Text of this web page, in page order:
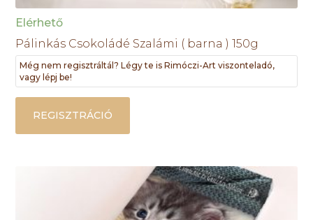
Elérhető
Pálinkás Csokoládé Szalámi ( barna ) 150g
Még nem regisztráltál? Légy te is Rimóczi-Art viszonteladó,
vagy lépj be!
REGISZTRÁCIÓ